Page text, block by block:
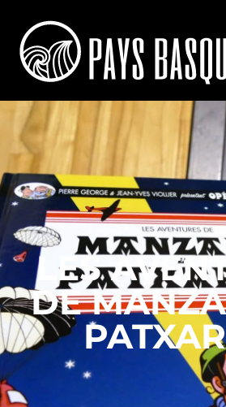
LES
DE